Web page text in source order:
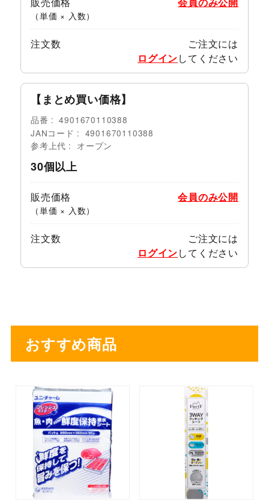
（単価 × 入数）
注文数
ご注文には
ログインしてください
【まとめ買い価格】
品番
4901670110388
JANコード
4901670110388
参考上代
オープン
30個以上
販売価格
（単価 × 入数）
会員のみ公開
注文数
ご注文には
ログインしてください
おすすめ商品